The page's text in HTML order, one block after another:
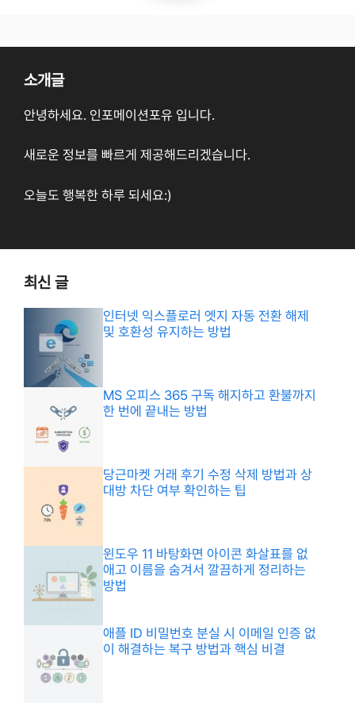
소개글
안녕하세요. 인포메이션포유 입니다.
새로운 정보를 빠르게 제공해드리겠습니다.
오늘도 행복한 하루 되세요:)
최신 글
인터넷 익스플로러 엣지 자동 전환 해제
및 호환성 유지하는 방법
MS 오피스 365 구독 해지하고 환불까지
한 번에 끝내는 방법
당근마켓 거래 후기 수정 삭제 방법과 상
대방 차단 여부 확인하는 팁
윈도우 11 바탕화면 아이콘 화살표를 없
애고 이름을 숨겨서 깔끔하게 정리하는
방법
애플 ID 비밀번호 분실 시 이메일 인증 없
이 해결하는 복구 방법과 핵심 비결